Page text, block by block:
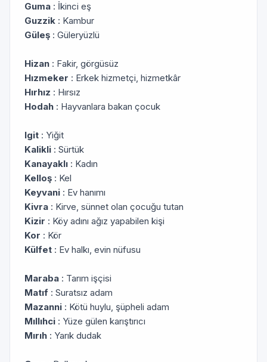
Guma : İkinci eş
Guzzik : Kambur
Güleş : Güleryüzlü
Hizan : Fakir, görgüsüz
Hızmeker : Erkek hizmetçi, hizmetkâr
Hırhız : Hırsız
Hodah : Hayvanlara bakan çocuk
Igit : Yiğit
Kalikli : Sürtük
Kanayaklı : Kadın
Kelloş : Kel
Keyvani : Ev hanımı
Kivra : Kirve, sünnet olan çocuğu tutan
Kizir : Köy adını ağız yapabilen kişi
Kor : Kör
Külfet : Ev halkı, evin nüfusu
Maraba : Tarım işçisi
Matıf : Suratsız adam
Mazanni : Kötü huylu, şüpheli adam
Mıllıhci : Yüze gülen karıştırıcı
Mırıh : Yarık dudak